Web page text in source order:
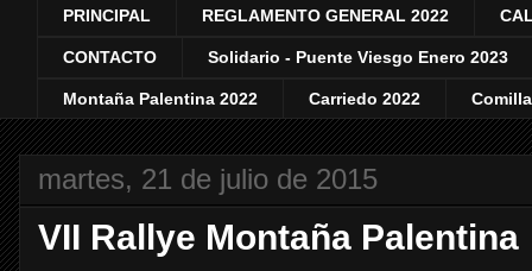
PRINCIPAL REGLAMENTO GENERAL 2022
CONTACTO Solidario - Puente Viesgo Enero 2023
Montaña Palentina 2022 Carriedo 2022
martes, 21 de julio de 2015
VII Rallye Montaña Palentina